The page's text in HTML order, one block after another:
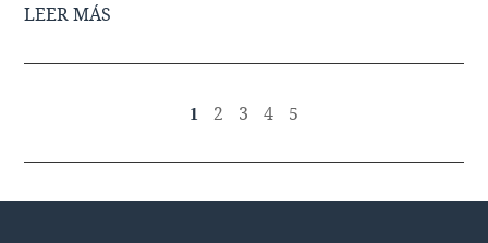
LEER MÁS
1 2 3 4 5